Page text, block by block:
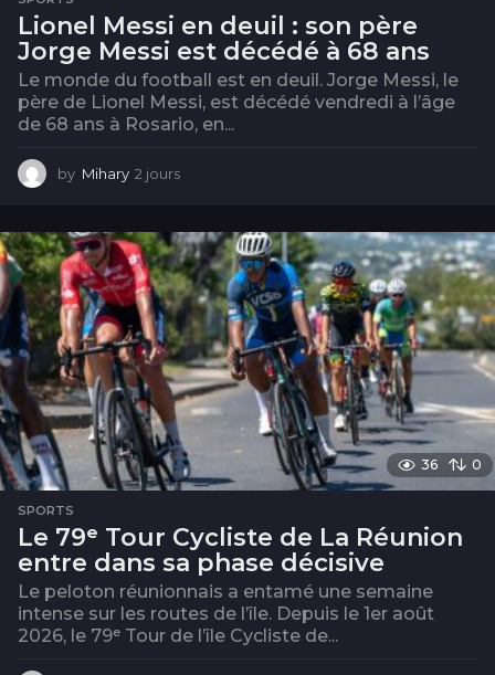
Lionel Messi en deuil : son père
Jorge Messi est décédé à 68 ans
Le monde du football est en deuil. Jorge Messi, le
père de Lionel Messi, est décédé vendredi à l’âge
de 68 ans à Rosario, en...
by Mihary 2 jours
u
r
s
36 0
SPORTS
Le 79ᵉ Tour Cycliste de La Réunion
entre dans sa phase décisive
Le peloton réunionnais a entamé une semaine
intense sur les routes de l’île. Depuis le 1er août
2026, le 79ᵉ Tour de l’île Cycliste de...